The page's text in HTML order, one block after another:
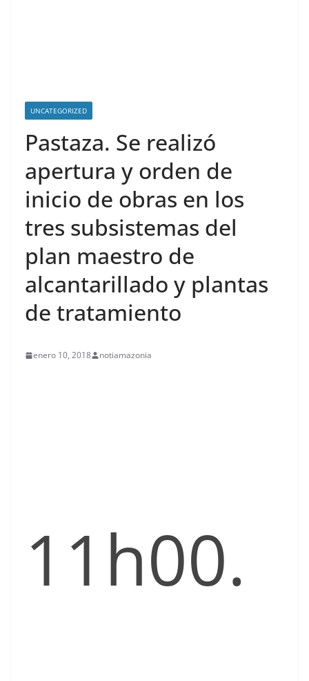
UNCATEGORIZED
Pastaza. Se realizó
apertura y orden de
inicio de obras en los
tres subsistemas del
plan maestro de
alcantarillado y plantas
de tratamiento
enero 10, 2018 notiamazonia
11h00.